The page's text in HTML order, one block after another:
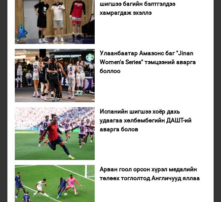
шигшээ багийн бэлтгэлдээ
хамрагдаж эхэллэ
Улаанбаатар Амазонс баг "Jinan
Women's Series" тэмцээний аварга
боллоо
Испанийн шигшээ хоёр дахь
удаагаа хөлбөмбөгийн ДАШТ-ий
аварга болов
Арван гоол орсон хүрэл медалийн
төлөөх тоглолтод Англичууд яллаа